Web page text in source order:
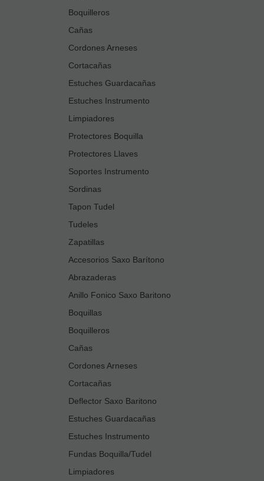
Boquilleros
Cañas
Cordones Arneses
Cortacañas
Estuches Guardacañas
Estuches Instrumento
Limpiadores
Protectores Boquilla
Protectores Llaves
Soportes Instrumento
Sordinas
Tapon Tudel
Tudeles
Zapatillas
Accesorios Saxo Barítono
Abrazaderas
Anillo Fonico Saxo Baritono
Boquillas
Boquilleros
Cañas
Cordones Arneses
Cortacañas
Deflector Saxo Baritono
Estuches Guardacañas
Estuches Instrumento
Fundas Boquilla/Tudel
Limpiadores